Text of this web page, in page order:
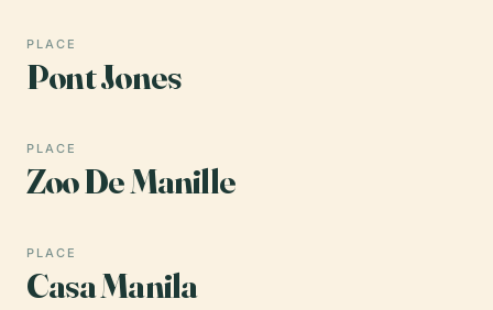
PLACE
Pont Jones
PLACE
Zoo De Manille
PLACE
Casa Manila